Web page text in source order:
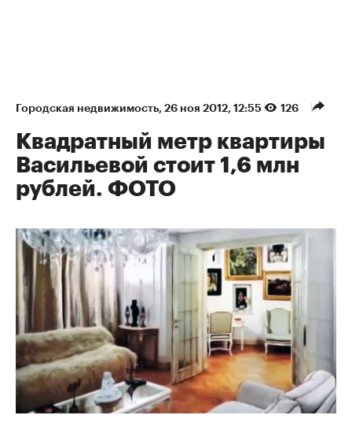
Городская недвижимость⁠, 26 ноя 2012, 12:55 126
Квадратный метр квартиры
Васильевой стоит 1,6 млн
рублей. ФОТО